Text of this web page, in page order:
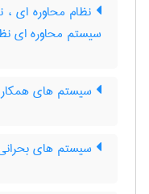
نظام محاوره ای
سیستم محاوره ای
سیستم های همکار
سیستم های